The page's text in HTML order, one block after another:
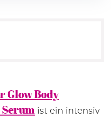
ZUR ÜBERSICHT
Goodies gratis
Glow Body
ist ein intensiv